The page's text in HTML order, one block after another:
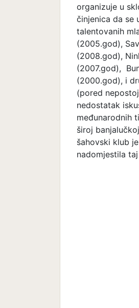
organizuje u
činjenica da se
talentovanih
(2005.god),
(2008.god),
(2007.god),
(2000.god), i
(pored
nedostatak
međunarodnih
široj
šahovski klub
nadomjestila